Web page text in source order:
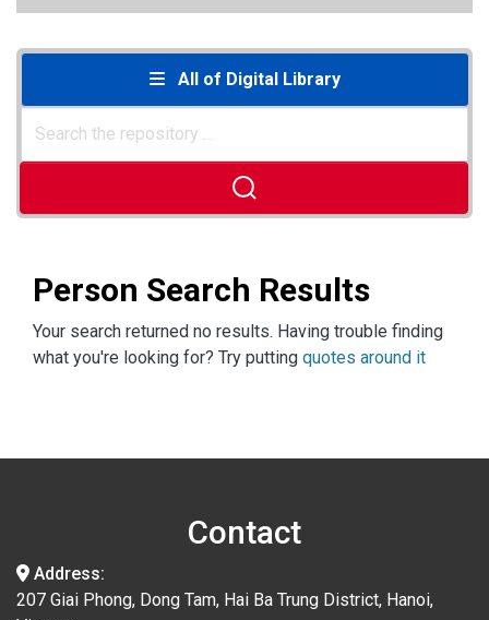
All of Digital Library
Person Search Results
Your search returned no results. Having trouble finding
what you're looking for? Try putting quotes around it
Contact
Address:
207 Giai Phong, Dong Tam, Hai Ba Trung District, Hanoi,